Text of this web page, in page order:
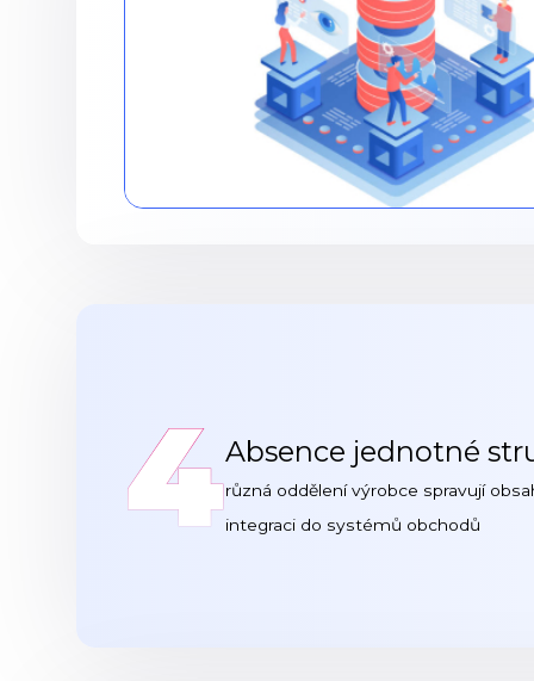
4Absence jednotné
různá oddělení výrobce spravují
integraci do systémů obchodů